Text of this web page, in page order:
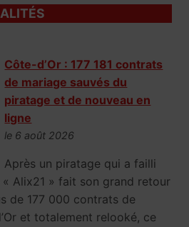
Côte-d’Or : 177 181 contrats
de mariage sauvés du
piratage et de nouveau en
ligne
le 6 août 2026
Après un piratage qui a failli
Alix21 » fait son grand retour
de 177 000 contrats de
et totalement relooké, ce